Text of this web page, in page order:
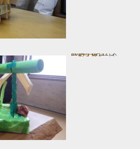
工作しょう！
In お子様コース
2024年8月12日